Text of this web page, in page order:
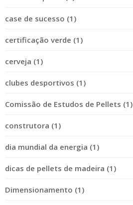
case de sucesso (1)
certificação verde (1)
cerveja (1)
clubes desportivos (1)
Comissão de Estudos de Pellets (1)
construtora (1)
dia mundial da energia (1)
dicas de pellets de madeira (1)
Dimensionamento (1)